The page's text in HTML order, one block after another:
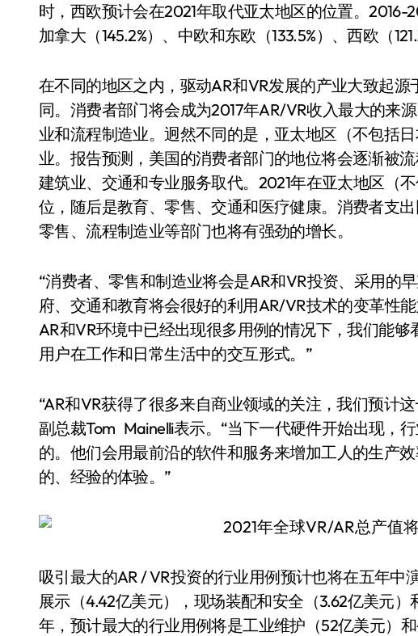
时，西欧预计会在2021年取代亚太地区的位置。2016-
加拿大（145.2%）、中欧和东欧（133.5%）、西欧（
在不同的地区之内，驱动AR和VR发展的产业大致起
同。消费者部门将会成为2017年AR/VR收入最大的来
业和流程制造业。迥然不同的是，亚太地区（不包括
业。报告预测，美国的消费者部门的地位将会逐渐被
建筑业、交通和专业服务取代。2021年在亚太地区（
位，随后是教育、零售、交通和医疗健康。消费者支
零售、流程制造业等部门也将有强劲的增长。
“消费者、零售和制造业将会是AR和VR投资、采用的
府、交通和教育将会很好的利用AR/VR技术的变革性
AR和VR环境中已经出现很多用例的情况下，我们能
用户在工作和日常生活中的交互形式。”
“AR和VR获得了很多来自商业领域的关注，我们预计
副总裁Tom Mainelli表示。“当下一代硬件开始出现，
的。他们会用最前沿的软件和服务来增加工人的生产
的、经验的体验。”
吸引最大的AR / VR投资的行业用例预计也将在五年中
展示（4.42亿美元），现场装配和安全（3.62亿美元
年，预计最大的行业用例将是工业维护（52亿美元）